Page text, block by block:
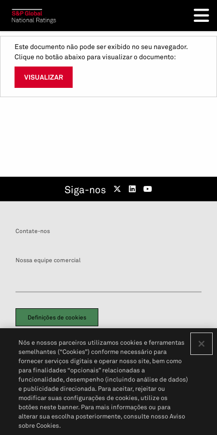
Este documento não pode ser exibido no seu navegador.
Clique no botão abaixo para visualizar o documento:
VISUALIZAR
Siga-nos
Contate-nos
Nossa equipe comercial
Definições de cookies
Política de PrivacidadePortal de privacidade do cliente (em inglês)
Não Venda Minhas Informações Pessoais© 2026 S&P Global
Nós e nossos parceiros utilizamos cookies e ferramentas
semelhantes (“Cookies”) conforme necessário para
fornecer serviços digitais e operar nosso site, bem como
para finalidades “opcionais” relacionadas a
funcionalidade, desempenho (incluindo análise de dados)
e publicidade direcionada. Para aceitar, rejeitar ou
modificar suas configurações de cookies, utilize os
botões neste banner. Para mais informações ou para
alterar sua escolha posteriormente, consulte nosso Aviso
sobre Cookies.